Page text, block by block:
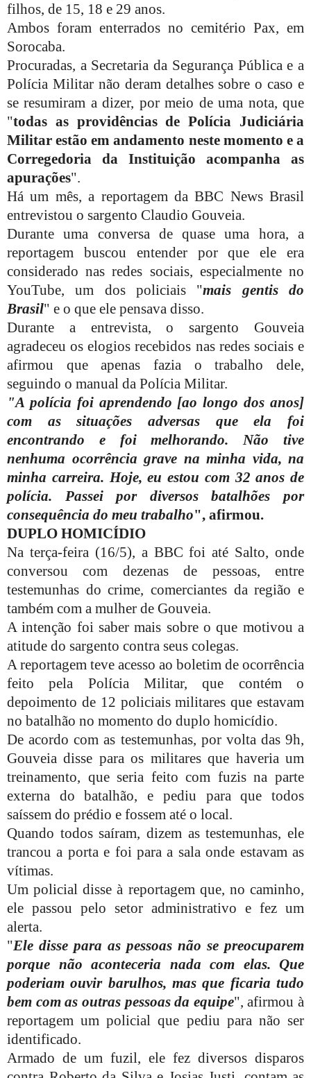
filhos, de 15, 18 e 29 anos.
Ambos foram enterrados no cemitério Pax, em
Sorocaba.
Procuradas, a Secretaria da Segurança Pública e a
Polícia Militar não deram detalhes sobre o caso e
se resumiram a dizer, por meio de uma nota, que
"todas as providências de Polícia Judiciária
Militar estão em andamento neste momento e a
Corregedoria da Instituição acompanha as
apurações".
Há um mês, a reportagem da BBC News Brasil
entrevistou o sargento Claudio Gouveia.
Durante uma conversa de quase uma hora, a
reportagem buscou entender por que ele era
considerado nas redes sociais, especialmente no
YouTube, um dos policiais "mais gentis do
Brasil" e o que ele pensava disso.
Durante a entrevista, o sargento Gouveia
agradeceu os elogios recebidos nas redes sociais e
afirmou que apenas fazia o trabalho dele,
seguindo o manual da Polícia Militar.
"A polícia foi aprendendo [ao longo dos anos]
com as situações adversas que ela foi
encontrando e foi melhorando. Não tive
nenhuma ocorrência grave na minha vida, na
minha carreira. Hoje, eu estou com 32 anos de
polícia. Passei por diversos batalhões por
consequência do meu trabalho", afirmou.
DUPLO HOMICÍDIO
Na terça-feira (16/5), a BBC foi até Salto, onde
conversou com dezenas de pessoas, entre
testemunhas do crime, comerciantes da região e
também com a mulher de Gouveia.
A intenção foi saber mais sobre o que motivou a
atitude do sargento contra seus colegas.
A reportagem teve acesso ao boletim de ocorrência
feito pela Polícia Militar, que contém o
depoimento de 12 policiais militares que estavam
no batalhão no momento do duplo homicídio.
De acordo com as testemunhas, por volta das 9h,
Gouveia disse para os militares que haveria um
treinamento, que seria feito com fuzis na parte
externa do batalhão, e pediu para que todos
saíssem do prédio e fossem até o local.
Quando todos saíram, dizem as testemunhas, ele
trancou a porta e foi para a sala onde estavam as
vítimas.
Um policial disse à reportagem que, no caminho,
ele passou pelo setor administrativo e fez um
alerta.
"Ele disse para as pessoas não se preocuparem
porque não aconteceria nada com elas. Que
poderiam ouvir barulhos, mas que ficaria tudo
bem com as outras pessoas da equipe", afirmou à
reportagem um policial que pediu para não ser
identificado.
Armado de um fuzil, ele fez diversos disparos